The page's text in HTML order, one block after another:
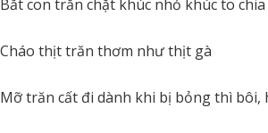
Bắt con trăn chặt khúc nhỏ khúc to
Cháo thịt trăn thơm như thịt gà
Mỡ trăn cất đi dành khi bị bỏng thì bôi,